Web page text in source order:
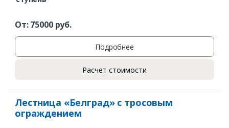
От:75000руб.
Подробнее
Расчет стоимости
Лестница «Белград» с тросовым
ограждением